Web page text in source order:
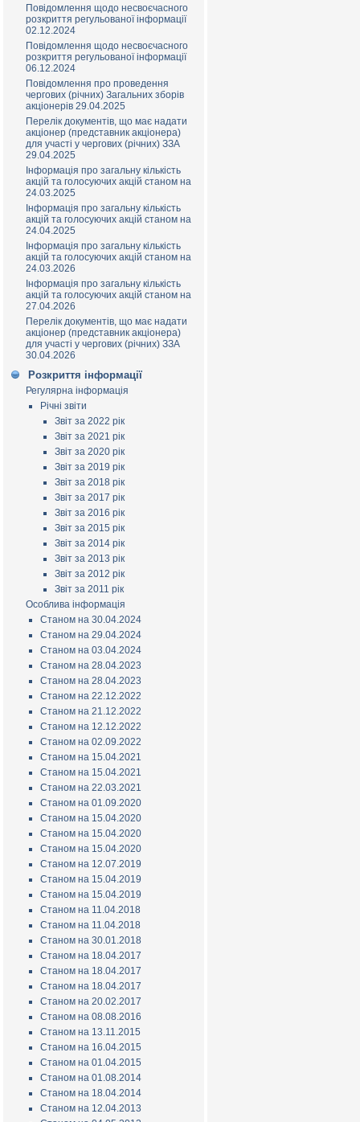
Повідомлення щодо несвоєчасного
розкриття регульованої інформації
02.12.2024
Повідомлення щодо несвоєчасного
розкриття регульованої інформації
06.12.2024
Повідомлення про проведення
чергових (річних) Загальних зборів
акціонерів 29.04.2025
Перелік документів, що має надати
акціонер (представник акціонера)
для участі у чергових (річних) ЗЗА
29.04.2025
Інформація про загальну кількість
акцій та голосуючих акцій станом на
24.03.2025
Інформація про загальну кількість
акцій та голосуючих акцій станом на
24.04.2025
Інформація про загальну кількість
акцій та голосуючих акцій станом на
24.03.2026
Інформація про загальну кількість
акцій та голосуючих акцій станом на
27.04.2026
Перелік документів, що має надати
акціонер (представник акціонера)
для участі у чергових (річних) ЗЗА
30.04.2026
Розкриття інформації
Регулярна інформація
Річні звіти
Звіт за 2022 рік
Звіт за 2021 рік
Звіт за 2020 рік
Звіт за 2019 рік
Звіт за 2018 рік
Звіт за 2017 рік
Звіт за 2016 рік
Звіт за 2015 рік
Звіт за 2014 рік
Звіт за 2013 рік
Звіт за 2012 рік
Звіт за 2011 рік
Особлива інформація
Станом на 30.04.2024
Станом на 29.04.2024
Станом на 03.04.2024
Станом на 28.04.2023
Станом на 28.04.2023
Станом на 22.12.2022
Станом на 21.12.2022
Станом на 12.12.2022
Станом на 02.09.2022
Станом на 15.04.2021
Станом на 15.04.2021
Станом на 22.03.2021
Станом на 01.09.2020
Станом на 15.04.2020
Станом на 15.04.2020
Станом на 15.04.2020
Станом на 12.07.2019
Станом на 15.04.2019
Станом на 15.04.2019
Станом на 11.04.2018
Станом на 11.04.2018
Станом на 30.01.2018
Станом на 18.04.2017
Станом на 18.04.2017
Станом на 18.04.2017
Станом на 20.02.2017
Станом на 08.08.2016
Станом на 13.11.2015
Станом на 16.04.2015
Станом на 01.04.2015
Станом на 01.08.2014
Станом на 18.04.2014
Станом на 12.04.2013